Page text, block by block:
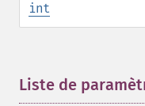
int
Liste de